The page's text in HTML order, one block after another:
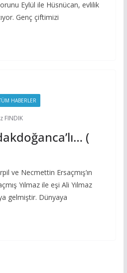
Eylül ile Hüsnücan, evlilik
Genç çiftimizi
HABERLER
FINDIK
(
ve Necmettin Ersaçmış’ın
Yılmaz ile eşi Ali Yılmaz
gelmiştir. Dünyaya